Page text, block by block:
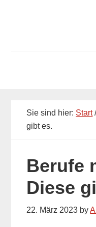
Sie sind hier: Start
gibt es.
Berufe
Diese
22. März 2023 by